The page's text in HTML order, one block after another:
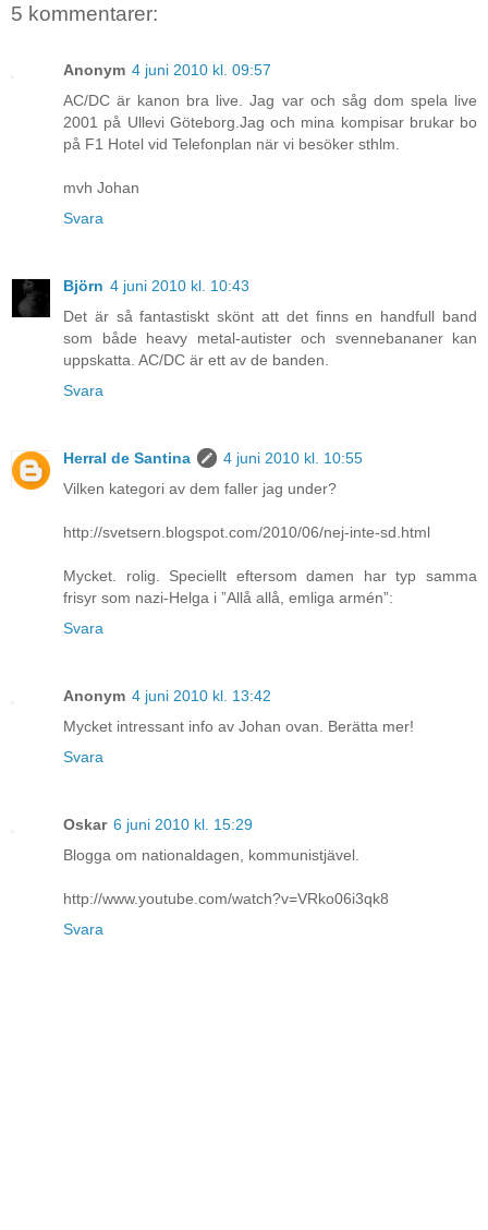
5 kommentarer:
Anonym 4 juni 2010 kl. 09:57
AC/DC är kanon bra live. Jag var och såg dom spela live
2001 på Ullevi Göteborg.Jag och mina kompisar brukar bo
på F1 Hotel vid Telefonplan när vi besöker sthlm.
mvh Johan
Svara
Björn 4 juni 2010 kl. 10:43
Det är så fantastiskt skönt att det finns en handfull band
som både heavy metal-autister och svennebananer kan
uppskatta. AC/DC är ett av de banden.
Svara
Herral de Santina
4 juni 2010 kl. 10:55
Vilken kategori av dem faller jag under?
http://svetsern.blogspot.com/2010/06/nej-inte-sd.html
Mycket. rolig. Speciellt eftersom damen har typ samma
frisyr som nazi-Helga i ”Allå allå, emliga armén”:
Svara
Anonym 4 juni 2010 kl. 13:42
Mycket intressant info av Johan ovan. Berätta mer!
Svara
Oskar 6 juni 2010 kl. 15:29
Blogga om nationaldagen, kommunistjävel.
http://www.youtube.com/watch?v=VRko06i3qk8
Svara